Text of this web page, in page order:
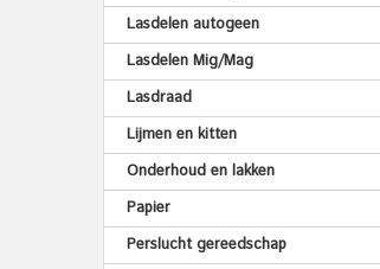
Lasdelen autogeen
Lasdelen Mig/Mag
Lasdraad
Lijmen en kitten
Onderhoud en lakken
Papier
Perslucht gereedschap